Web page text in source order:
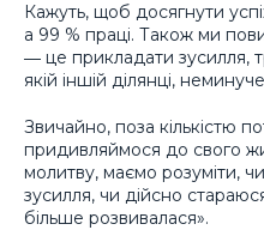
Кажуть, щоб досягнути
а 99 % праці. Також ми
― це прикладати зусилля,
якій іншій ділянці,
Звичайно, поза кількістю
придивляймося до свого
молитву, маємо розуміти,
зусилля, чи дійсно
більше розвивалася».